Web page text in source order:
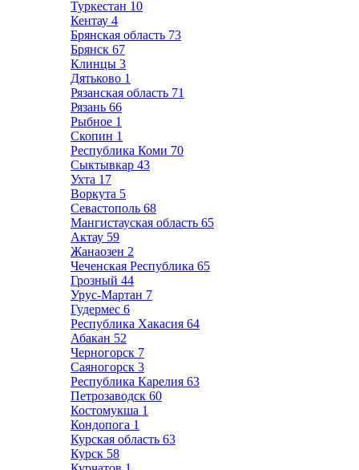
Туркестан 10
Кентау 4
Брянская область 73
Брянск 67
Клинцы 3
Дятьково 1
Рязанская область 71
Рязань 66
Рыбное 1
Скопин 1
Республика Коми 70
Сыктывкар 43
Ухта 17
Воркута 5
Севастополь 68
Мангистауская область 65
Актау 59
Жанаозен 2
Чеченская Республика 65
Грозный 44
Урус-Мартан 7
Гудермес 6
Республика Хакасия 64
Абакан 52
Черногорск 7
Саяногорск 3
Республика Карелия 63
Петрозаводск 60
Костомукша 1
Кондопога 1
Курская область 63
Курск 58